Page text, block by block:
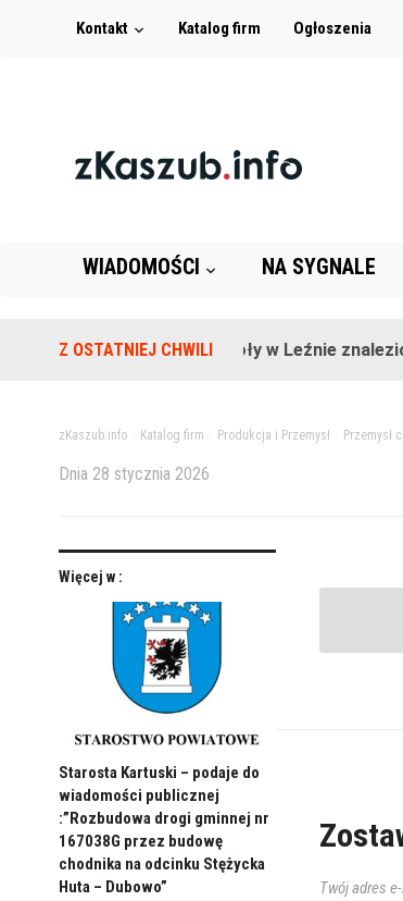
Kontakt Katalog firm Ogłoszenia
WIADOMOŚCI NA SYGNALE
Z OSTATNIEJ CHWILI
Na terenie szkoły w Leźnie znaleziono
zKaszub.info> Katalog firm Produkcja i Przemysł Przemysł
Dnia 28 stycznia 2026
Więcej w :
Starosta Kartuski – podaje do
wiadomości publicznej
:”Rozbudowa drogi gminnej nr
167038G przez budowę
chodnika na odcinku Stężycka
Huta – Dubowo”
Twój adres